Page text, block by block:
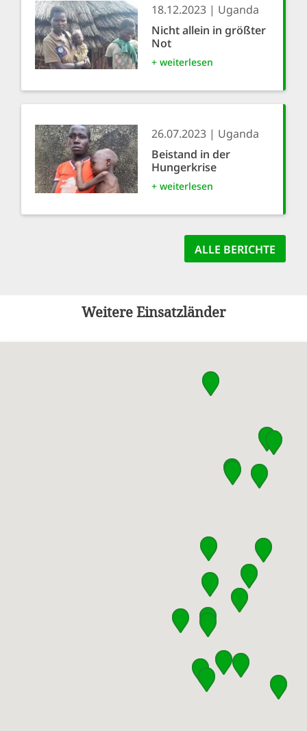
18.12.2023
Uganda
Nicht allein in größter
Not
+ weiterlesen
26.07.2023
Uganda
Beistand in der
Hungerkrise
+ weiterlesen
ALLE BERICHTE
Weitere Einsatzländer